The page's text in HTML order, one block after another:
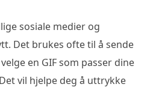
sosiale medier og
Det brukes ofte til å sende
en GIF som passer dine
vil hjelpe deg å uttrykke